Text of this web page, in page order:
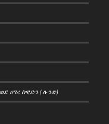
ሀገረ ስዊድን (ሉንድ)